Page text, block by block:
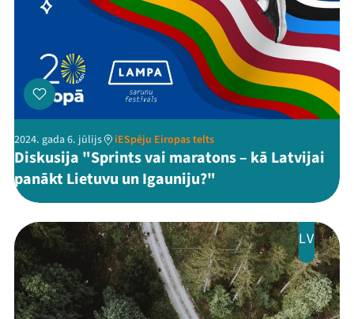
2024. gada 6. jūlijs iESpēju Eiropas telts
Diskusija "Sprints vai maratons – kā Latvijai
panākt Lietuvu un Igauniju?"
LV